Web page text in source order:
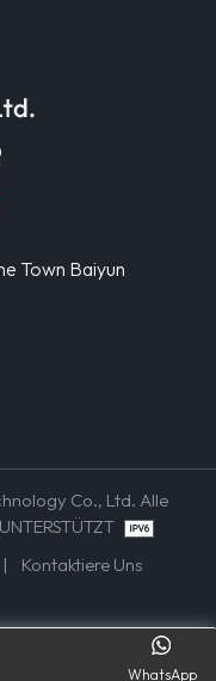
Town Baiyun
Co., Ltd. Alle
|
Kontaktiere Uns
WhatsApp